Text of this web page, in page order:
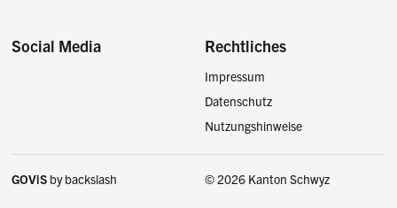
Social Media Rechtliches
Impressum
Datenschutz
Nutzungshinweise
GOViS bybackslash © 2026 Kanton Schwyz